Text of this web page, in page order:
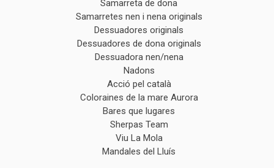
Samarreta de dona
Samarretes nen i nena originals
Dessuadores originals
Dessuadores de dona originals
Dessuadora nen/nena
Nadons
Acció pel català
Coloraines de la mare Aurora
Bares que lugares
Sherpas Team
Viu La Mola
Mandales del Lluís